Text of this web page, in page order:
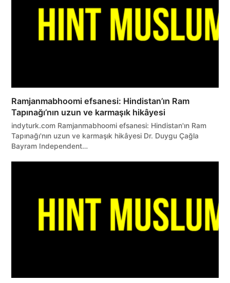
Ramjanmabhoomi efsanesi: Hindistan’ın Ram
Tapınağı’nın uzun ve karmaşık hikâyesi
indyturk.com Ramjanmabhoomi efsanesi: Hindistan'ın Ram
Tapınağı'nın uzun ve karmaşık hikâyesi Dr. Duygu Çağla
Bayram Independent…